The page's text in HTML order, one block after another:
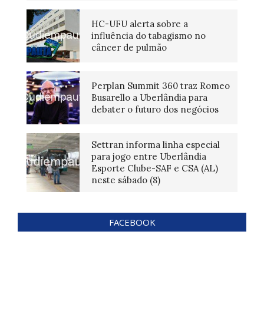
HC-UFU alerta sobre a
influência do tabagismo no
câncer de pulmão
Perplan Summit 360 traz Romeo
Busarello a Uberlândia para
debater o futuro dos negócios
Settran informa linha especial
para jogo entre Uberlândia
Esporte Clube-SAF e CSA (AL)
neste sábado (8)
FACEBOOK